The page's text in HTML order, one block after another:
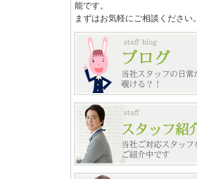
能です。
まずはお気軽にご相談ください。